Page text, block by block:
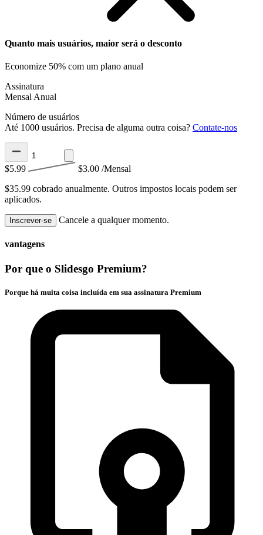
Quanto mais usuários, maior será o desconto
Economize 50% com um plano anual
Assinatura
Mensal Anual
Número de usuários
Até 1000 usuários. Precisa de alguma outra coisa? Contate-nos
$5.99 $3.00 /Mensal
$35.99 cobrado anualmente. Outros impostos locais podem ser
aplicados.
Inscrever-se Cancele a qualquer momento.
vantagens
Por que o Slidesgo Premium?
Porque há muita coisa incluída em sua assinatura Premium